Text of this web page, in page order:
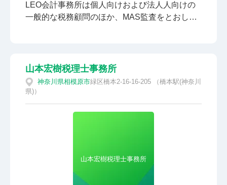
LEO会計事務所は個人向けおよび法人人向けの
一般的な税務顧問のほか、MAS監査をとおし
ことから、個人の不動産投資家や不動産賃貸業
の法人の税金相談・確定申告をサポートしてい
ます。不動産賃貸業では原則、決算申告料金の
みで、月次顧問料が不要となることもポイント
山本宏樹税理士事務所
神奈川県相模原市緑区橋本2-16-16-205 （橋本駅(神奈川
県)）
山本宏樹税理士事務所